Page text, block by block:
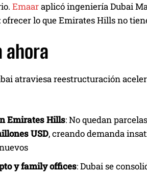
Emaaraplicó ingeniería Dubai
ofrecer lo que Emirates Hills no
ahora
atraviesa reestructuración
Emirates Hills: No quedan
USD, creando demanda
y family offices: Dubai se